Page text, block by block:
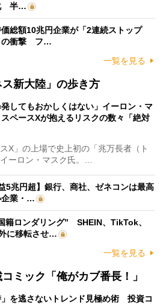
半…
価総額10兆円企業が「2連続ストップ
の衝撃 フ…
一覧を見る
新大陸」の歩き方
発してもおかしくはない」イーロン・マ
ペースXが抱えるリスクの数々「絶対
X」の上場で史上初の「兆万長者（ト
ーロン・マスク氏。…
5兆円超】銀行、商社、ゼネコンは最高
企業・…
籍ロンダリング” SHEIN、TikTok、
に移転させ…
一覧を見る
ミック「俺がカブ番長！」
」を逃さないトレンド見極め術 投資コ